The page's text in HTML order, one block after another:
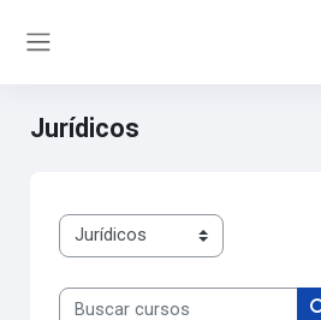
Jurídicos
Categorías
Buscar cursos